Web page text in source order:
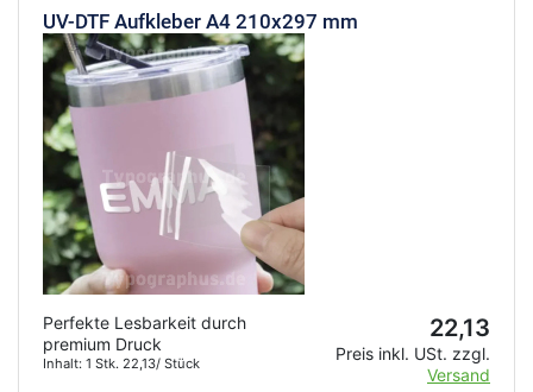
UV-DTF Aufkleber A4 210x297 mm
Perfekte Lesbarkeit durch
premium Druck
Inhalt: 1 Stk. 22,13/ Stück
22,13
Preis inkl. USt. zzgl.
Versand